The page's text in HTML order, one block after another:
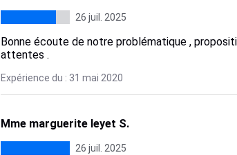
26 juil. 2025
Bonne écoute de notre problématique ,
attentes .
Expérience du : 31 mai 2020
Mme marguerite leyet S.
26 juil. 2025